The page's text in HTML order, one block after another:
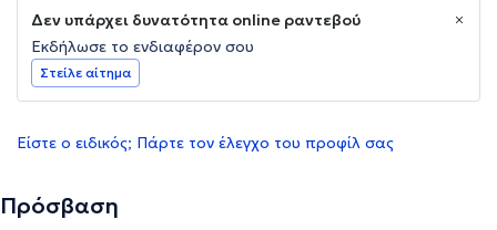
Δεν υπάρχει δυνατότητα online ραντεβού
Εκδήλωσε το ενδιαφέρον σου
Στείλε αίτημα
Είστε ο ειδικός; Πάρτε τον έλεγχο του προφίλ σας
Πρόσβαση